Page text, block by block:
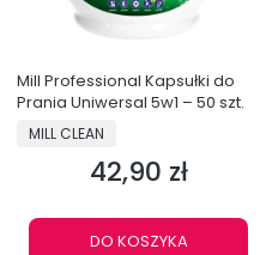
Mill Professional Kapsułki do
Prania Uniwersal 5w1 – 50 szt.
PRODUCENT
MILL CLEAN
Cena
42,90 zł
DO KOSZYKA